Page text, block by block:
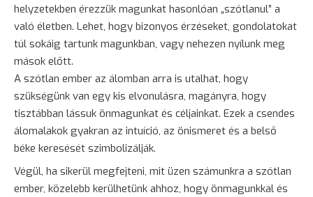
helyzetekben érezzük magunkat hasonlóan „szótlanul” a
való életben. Lehet, hogy bizonyos érzéseket, gondolatokat
túl sokáig tartunk magunkban, vagy nehezen nyílunk meg
mások előtt.
A szótlan ember az álomban arra is utalhat, hogy
szükségünk van egy kis elvonulásra, magányra, hogy
tisztábban lássuk önmagunkat és céljainkat. Ezek a csendes
álomalakok gyakran az intuíció, az önismeret és a belső
béke keresését szimbolizálják.
Végül, ha sikerül megfejteni, mit üzen számunkra a szótlan
ember, közelebb kerülhetünk ahhoz, hogy önmagunkkal és